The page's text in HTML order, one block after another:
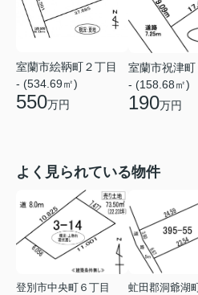
室蘭市絵鞆町２丁目
- (534.69㎡)
550万円
室蘭市祝津町
- (158.68㎡)
190万円
よく見られている物件
登別市中央町６丁目
虻田郡洞爺湖